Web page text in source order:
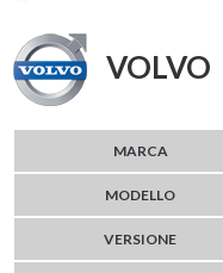
VOLVO
MARCA
MODELLO
VERSIONE